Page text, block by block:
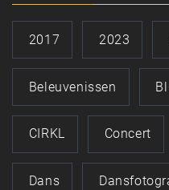
2017 2023
Beleuvenissen
CIRKL Concert
Dans